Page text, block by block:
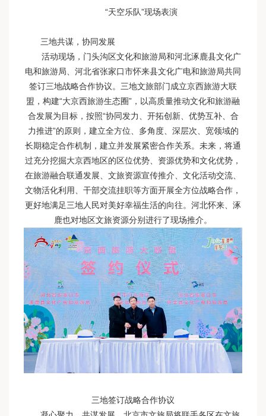
“天空乐队”现场表演
三地共谋，协同发展
活动现场，门头沟区文化和旅游局和河北涿鹿县文化广
电和旅游局、河北省张家口市怀来县文化广电和旅游局共同
签订三地战略合作协议。三地文旅部门成立京西旅游大联
盟，构建“大京西旅游生态圈”，以高质量推动文化和旅游融
合发展为目标，按照“协同发力、开拓创新、优势互补、合
力推进”的原则，建立全方位、多角度、深层次、宽领域的
长期稳定合作机制，建立并发展紧密合作关系。未来，将通
过充分挖掘大京西地区的区位优势、资源优势和文化优势，
在旅游融合联通发展、文旅资源宣传推介、文化活动交流、
文物活化利用、干部交流挂职等方面开展全方位战略合作，
更好地满足三地人民对美好幸福生活的向往。河北怀来、涿
鹿也对地区文旅资源分别进行了现场推介。
三地签订战略合作协议